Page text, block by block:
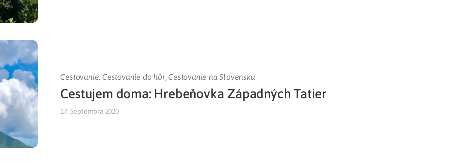
Cestovanie,Cestovanie do hôr,Cestovanie na Slovensku
Cestujem doma: Hrebeňovka Západných Tatier
17. Septembra 2020